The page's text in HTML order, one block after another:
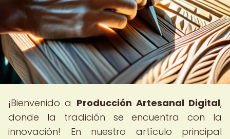
¡Bienvenido a Producción Artesanal Digital,
donde la tradición se encuentra con la
innovación! En nuestro artículo principal